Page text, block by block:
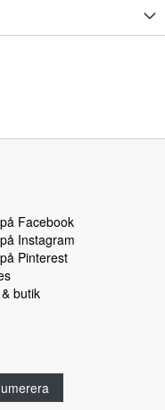
Facebook
Instagram
Pinterest
butik